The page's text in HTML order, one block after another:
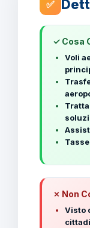
✅
✓ Cosa
Voli
✗ Non
Visto